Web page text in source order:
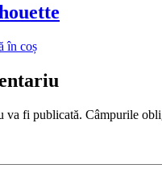
în coș
va fi publicată. Câmpurile